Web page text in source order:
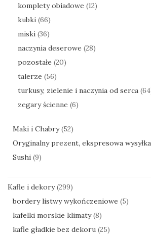
komplety obiadowe (12)
kubki (66)
miski (36)
naczynia deserowe (28)
pozostałe (20)
talerze (56)
turkusy, zielenie i naczynia od serca
zegary ścienne (6)
Maki i Chabry (52)
Oryginalny prezent, ekspresowa wysyłka
Sushi (9)
Kafle i dekory (299)
bordery listwy wykończeniowe (5)
kafelki morskie klimaty (8)
kafle gładkie bez dekoru (25)